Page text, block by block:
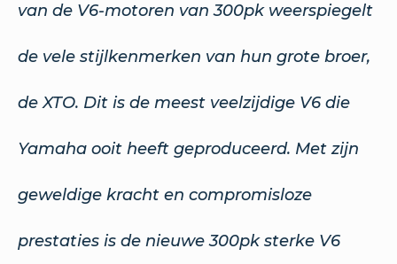
van de V6-motoren van 300pk weerspiegelt
de vele stijlkenmerken van hun grote broer,
de XTO. Dit is de meest veelzijdige V6 die
Yamaha ooit heeft geproduceerd. Met zijn
geweldige kracht en compromisloze
prestaties is de nieuwe 300pk sterke V6